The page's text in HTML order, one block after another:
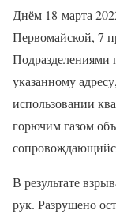
Днём 18 марта
Первомайской, 7
указанному
использовании
горючим газом
В результате
рук. Разрушено